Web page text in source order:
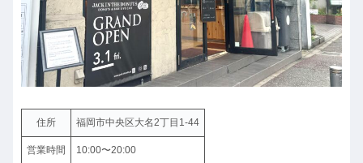
住所 福岡市中央区大名2丁目1-44
営業時間 10:00〜20:00